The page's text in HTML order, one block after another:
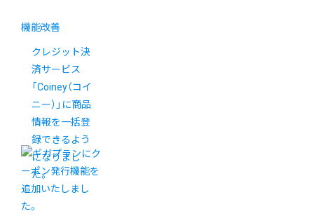
機能改善
クレジット決
済サービス
「Coiney（コイ
ニー）」に商品
情報を一括登
録できるよう
になりまし
た。